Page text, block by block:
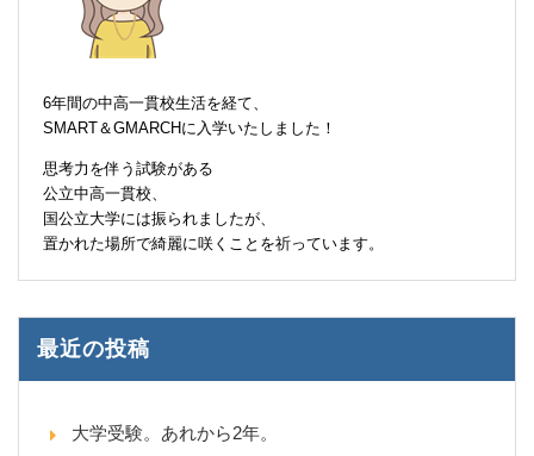
6年間の中高一貫校生活を経て、
SMART＆GMARCHに入学いたしました！
思考力を伴う試験がある
公立中高一貫校、
国公立大学には振られましたが、
置かれた場所で綺麗に咲くことを祈っています。
最近の投稿
大学受験。あれから2年。